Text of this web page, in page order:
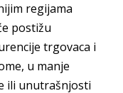
regijama
postižu
trgovaca i
u manje
ili unutrašnjosti